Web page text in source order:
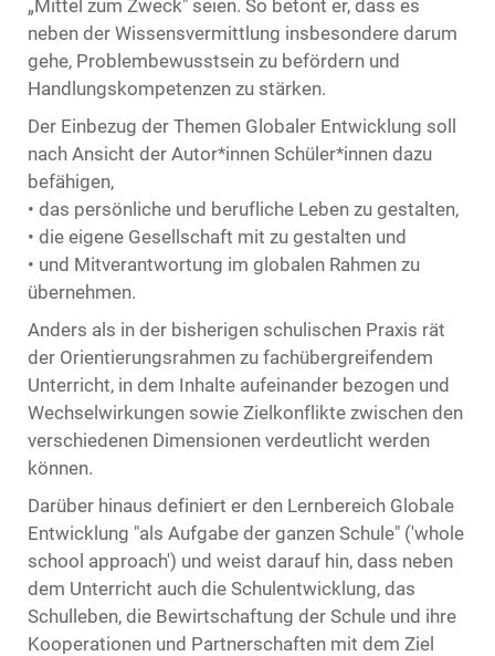
„Mittel zum Zweck" seien. So betont er, dass es
neben der Wissensvermittlung insbesondere darum
gehe, Problembewusstsein zu befördern und
Handlungskompetenzen zu stärken.
Der Einbezug der Themen Globaler Entwicklung soll
nach Ansicht der Autor*innen Schüler*innen dazu
befähigen,
• das persönliche und berufliche Leben zu gestalten,
• die eigene Gesellschaft mit zu gestalten und
• und Mitverantwortung im globalen Rahmen zu
übernehmen.
Anders als in der bisherigen schulischen Praxis rät
der Orientierungsrahmen zu fachübergreifendem
Unterricht, in dem Inhalte aufeinander bezogen und
Wechselwirkungen sowie Zielkonflikte zwischen den
verschiedenen Dimensionen verdeutlicht werden
können.
Darüber hinaus definiert er den Lernbereich Globale
Entwicklung "als Aufgabe der ganzen Schule" ('whole
school approach') und weist darauf hin, dass neben
dem Unterricht auch die Schulentwicklung, das
Schulleben, die Bewirtschaftung der Schule und ihre
Kooperationen und Partnerschaften mit dem Ziel